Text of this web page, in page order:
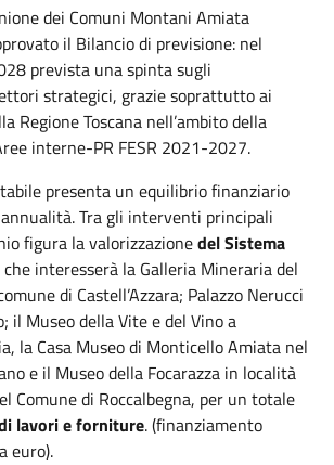
dei Comuni Montani Amiata
il Bilancio di previsione: nel
prevista una spinta sugli
strategici, grazie soprattutto ai
Regione Toscana nell’ambito della
interne-PR FESR 2021-2027.
presenta un equilibrio finanziario
Tra gli interventi principali
figura la valorizzazionedel Sistema
che interesserà la Galleria Mineraria del
di Castell’Azzara; Palazzo Nerucci
il Museo della Vite e del Vino a
la Casa Museo di Monticello Amiata nel
e il Museo della Focarazza in località
Comune di Roccalbegna, per un totale
lavori e forniture. (finanziamento
euro).